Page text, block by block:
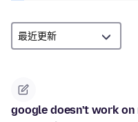
google doesn't work